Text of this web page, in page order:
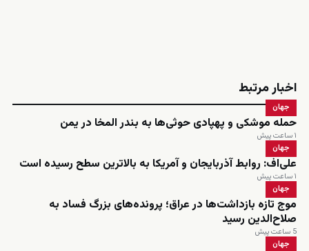
اخبار مرتبط
جهان
حمله موشکی و پهپادی حوثی‌ها به بندر المخا در یمن
۱ ساعت پیش
جهان
علی‌اف: روابط آذربایجان و آمریکا به بالاترین سطح رسیده است
۱ ساعت پیش
جهان
موج تازه بازداشت‌ها در عراق؛ پرونده‌های بزرگ فساد به
صلاح‌الدین رسید
5 ساعت پیش
جهان